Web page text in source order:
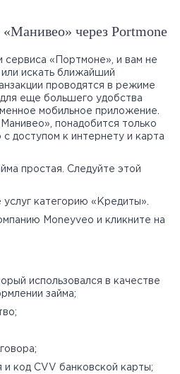
через Portmone
сервиса «Портмоне», и вам не
искать ближайший
проводятся в режиме
еще большего удобства
мобильное приложение.
понадобится только
доступом к интернету и карта
простая. Следуйте этой
услуг категорию «Кредиты».
Moneyveo и кликните на
использовался в качестве
займа;
и код CVV банковской карты;